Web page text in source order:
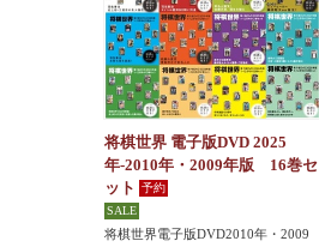
将棋世界 電子版DVD 2025
年-2010年・2009年版 16巻セ
ット
将棋世界電子版DVD2010年・2009